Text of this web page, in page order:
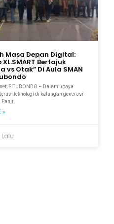
Masa Depan Digital:
Bertajuk
vs Otak” Di Aula SMAN
SITUBONDO – Dalam upaya
teknologi di kalangan generasi
Panji,
»